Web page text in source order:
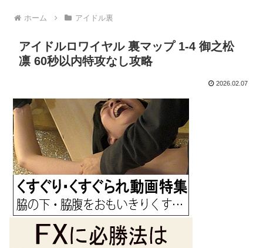
ホーム アイドル裏
アイドルロワイヤル 裏マップ 1-4 御之松
凛 60秒以内特攻なし攻略
2026.02.07